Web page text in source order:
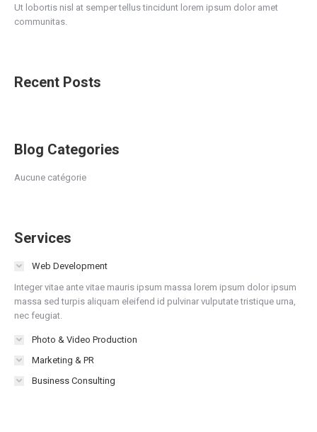
Ut lobortis nisl at semper tellus tincidunt lorem ipsum dolor amet
communitas.
Recent Posts
Blog Categories
Aucune catégorie
Services
Web Development
Integer vitae ante vitae mauris ipsum massa lorem ipsum dolor ipsum
massa sed turpis aliquam eleifend id pulvinar vulputate tristique urna,
nec feugiat.
Photo & Video Production
Marketing & PR
Business Consulting